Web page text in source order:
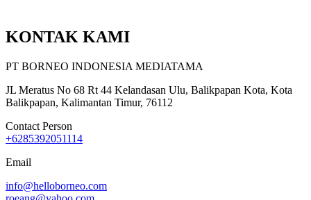
KONTAK KAMI
PT BORNEO INDONESIA MEDIATAMA
JL Meratus No 68 Rt 44 Kelandasan Ulu, Balikpapan Kota, Kota
Balikpapan, Kalimantan Timur, 76112
Contact Person
+6285392051114
Email
info@helloborneo.com